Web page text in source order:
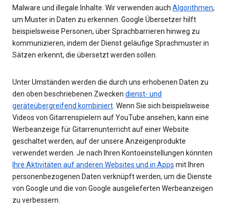
Malware und illegale Inhalte. Wir verwenden auch Algorithmen,
um Muster in Daten zu erkennen. Google Übersetzer hilft
beispielsweise Personen, über Sprachbarrieren hinweg zu
kommunizieren, indem der Dienst geläufige Sprachmuster in
Sätzen erkennt, die übersetzt werden sollen.
Unter Umständen werden die durch uns erhobenen Daten zu
den oben beschriebenen Zwecken dienst- und
geräteübergreifend kombiniert . Wenn Sie sich beispielsweise
Videos von Gitarrenspielern auf YouTube ansehen, kann eine
Werbeanzeige für Gitarrenunterricht auf einer Website
geschaltet werden, auf der unsere Anzeigenprodukte
verwendet werden. Je nach Ihren Kontoeinstellungen könnten
Ihre Aktivitäten auf anderen Websites und in Apps mit Ihren
personenbezogenen Daten verknüpft werden, um die Dienste
von Google und die von Google ausgelieferten Werbeanzeigen
zu verbessern.